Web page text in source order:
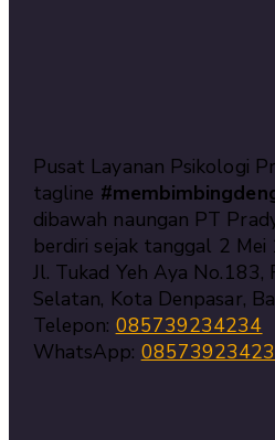
Pusat Layanan Psikologi
tagline
dibawah naungan PT
berdiri sejak tanggal 2 Mei
Jl. Tukad Yeh Aya No.183,
Selatan, Kota Denpasar,
Telepon: 085739234234
WhatsApp: